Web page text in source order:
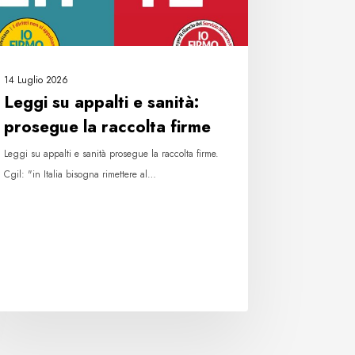
14 Luglio 2026
Leggi su appalti e sanità:
prosegue la raccolta firme
Leggi su appalti e sanità prosegue la raccolta firme.
Cgil: "in Italia bisogna rimettere al…